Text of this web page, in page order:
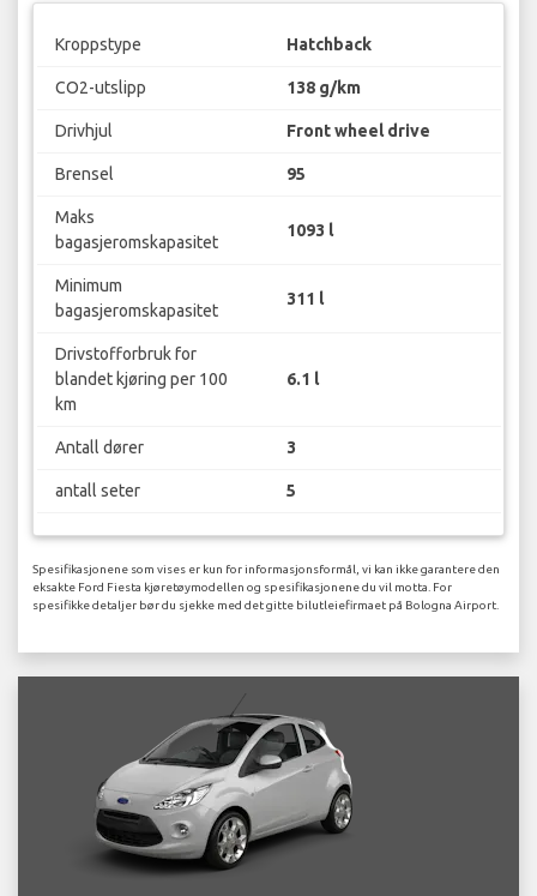
Kroppstype Hatchback
CO2-utslipp 138 g/km
Drivhjul Front wheel drive
Brensel 95
Maks
bagasjeromskapasitet
1093 l
Minimum
bagasjeromskapasitet
311 l
Drivstofforbruk for
blandet kjøring per 100
km
6.1 l
Antall dører 3
antall seter 5
Spesifikasjonene som vises er kun for informasjonsformål, vi kan ikke garantere den
eksakte Ford Fiesta kjøretøymodellen og spesifikasjonene du vil motta. For
spesifikke detaljer bør du sjekke med det gitte bilutleiefirmaet på Bologna Airport.